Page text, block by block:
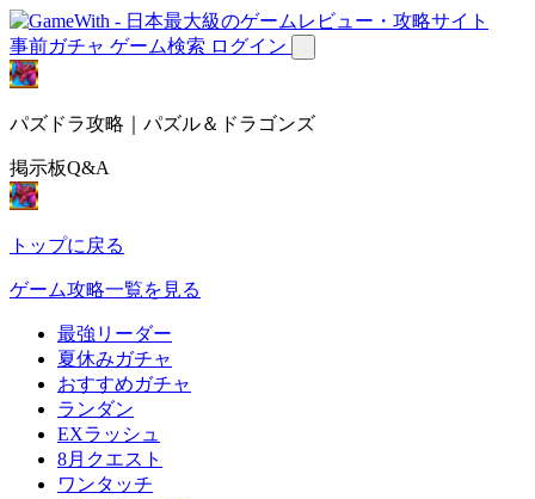
事前ガチャ ゲーム検索 ログイン
パズドラ攻略｜パズル＆ドラゴンズ
掲示板Q&A
トップに戻る
ゲーム攻略一覧を見る
最強リーダー
夏休みガチャ
おすすめガチャ
ランダン
EXラッシュ
8月クエスト
ワンタッチ